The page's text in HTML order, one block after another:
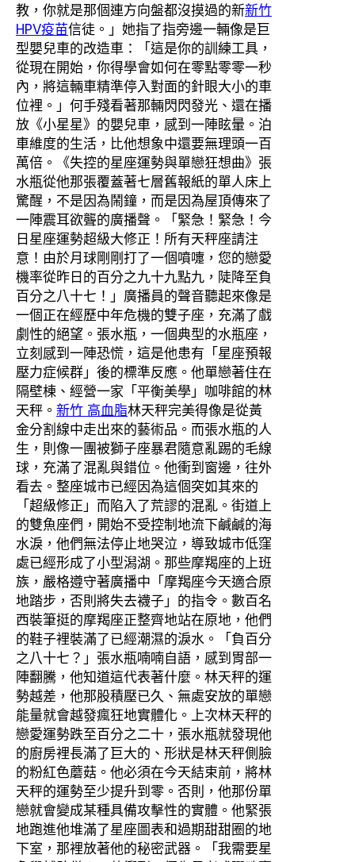
教，你就是那個連方向盤都沒摸過的新新竹
HPV疫苗信徒。」她指了指旁邊一輛像是巨
型嬰兒車的改造車：「這是你的訓練工具，
從現在開始，你得學會如何在零點零零一秒
內，將這輛車精準停入對面的針眼大小的車
位裡。」何手殘看著那輛閃閃發光、還在播
放《小星星》的嬰兒車，感到一陣眩暈。泊
車維度的生活，比他想象中還要無理頭一百
萬倍。《失控的星座運勢與單戀狂想曲》張
水瓶從他那張覆蓋著七層舊報紙的單人床上
驚醒，不是因為鬧鐘，而是因為屋頂傳來了
一陣震耳欲聾的廣播聲。「緊急！緊急！今
日星座運勢超級大修正！所有天秤座請注
意！由於月球剛剛打了一個噴嚏，您的戀愛
機率從昨日的百分之九十九點九，陡降至負
百分之八十七！」廣播員的聲音聽起來像是
一個正在經歷中年危機的雙子座，充滿了戲
劇性的絕望。張水瓶，一個典型的水瓶座，
立刻感到一陣恐慌，這是他患有「星座預報
壓力症候群」後的標準反應。他單戀著住在
隔壁棟、經營一家「平衡美學」咖啡館的林
天秤。 新竹 高血脂林天秤完美得像是從黃
金分割線中走出來的藝術品。而張水瓶的人
生，則像一團被獅子座暴君隨意亂踢的毛線
球，充滿了混亂與錯位。他衝到窗邊，往外
看去。整座城市已經因為這個突如其來的
「超級修正」而陷入了荒謬的混亂。街道上
的雙魚座們，開始不受控制地流下鹹鹹的海
水淚，他們無法停止地哭泣，導致城市低窪
處已經形成了小型潟湖。那些摩羯座的上班
族，嚴格遵守著廣播中「摩羯座今天適合原
地踏步，否則將失去襪子」的指令。數百名
西裝筆挺的摩羯座正整齊地站在原地，他們
的鞋子裡裝滿了已經潮濕的淚水。「負百分
之八十七？」張水瓶喃喃自語，感到胃部一
陣翻騰，他知道這代表著什麼。林天秤的運
勢越差，他那股積壓已久、無處安放的單戀
能量就會越發瘋狂地實體化。上次林天秤的
戀愛運勢跌至百分之二十，張水瓶就發現他
的廚房裡長滿了巨大的、形狀是林天秤側臉
的粉紅色蘑菇。他必須在今天結束前，將林
天秤的運勢至少提升到零。否則，他那份單
戀就會變成某種具備攻擊性的實體。他緊張
地跑進他堆滿了星座圖表和過期甜甜圈的地
下室，那裡放著他的秘密武器。「我需要星